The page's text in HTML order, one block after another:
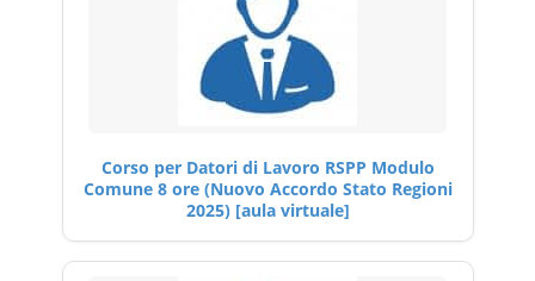
Corso per Datori di Lavoro RSPP Modulo
Comune 8 ore (Nuovo Accordo Stato Regioni
2025) [aula virtuale]